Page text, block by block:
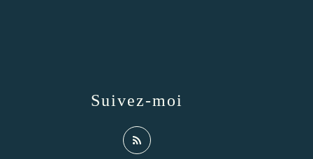
Suivez-moi